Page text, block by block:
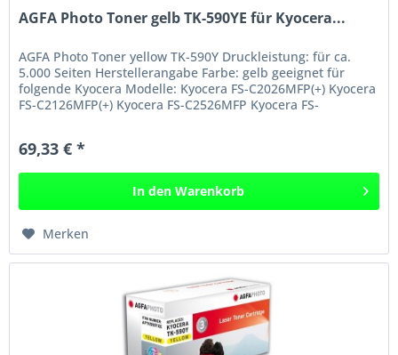
AGFA Photo Toner gelb TK-590YE für Kyocera...
AGFA Photo Toner yellow TK-590Y Druckleistung: für ca.
5.000 Seiten Herstellerangabe Farbe: gelb geeignet für
folgende Kyocera Modelle: Kyocera FS-C2026MFP(+) Kyocera
FS-C2126MFP(+) Kyocera FS-C2526MFP Kyocera FS-
69,33 € *
In den Warenkorb
Merken